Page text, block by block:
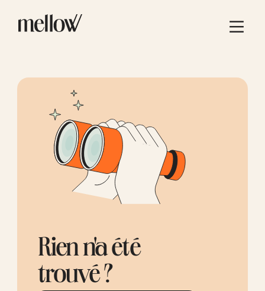
Rien n'a été
trouvé ?